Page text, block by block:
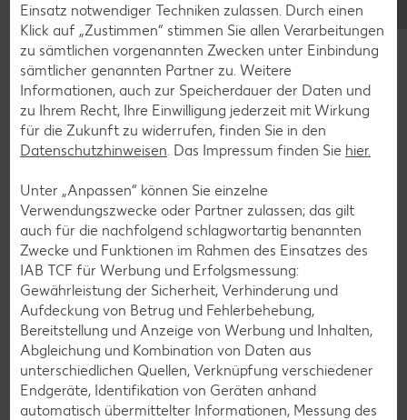
Erdbeer-Rezepte
Blaubeer-Rezepte
Bananen-Rezepte
Einsatz notwendiger Techniken zulassen. Durch einen
Klick auf „Zustimmen“ stimmen Sie allen Verarbeitungen
zu sämtlichen vorgenannten Zwecken unter Einbindung
sämtlicher genannten Partner zu. Weitere
Informationen, auch zur Speicherdauer der Daten und
zu Ihrem Recht, Ihre Einwilligung jederzeit mit Wirkung
für die Zukunft zu widerrufen, finden Sie in den
Datenschutzhinweisen . Das Impressum finden Sie hier.
Unter „Anpassen“ können Sie einzelne
Verwendungszwecke oder Partner zulassen; das gilt
auch für die nachfolgend schlagwortartig benannten
Zwecke und Funktionen im Rahmen des Einsatzes des
IAB TCF für Werbung und Erfolgsmessung:
Gewährleistung der Sicherheit, Verhinderung und
Aufdeckung von Betrug und Fehlerbehebung,
Bereitstellung und Anzeige von Werbung und Inhalten,
Abgleichung und Kombination von Daten aus
unterschiedlichen Quellen, Verknüpfung verschiedener
Endgeräte, Identifikation von Geräten anhand
automatisch übermittelter Informationen, Messung des